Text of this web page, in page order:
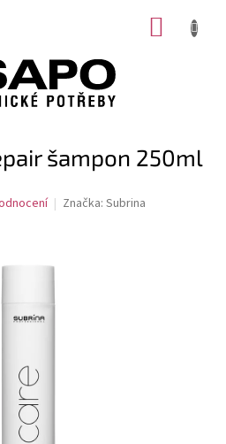
šampon 250ml
Značka: Subrina